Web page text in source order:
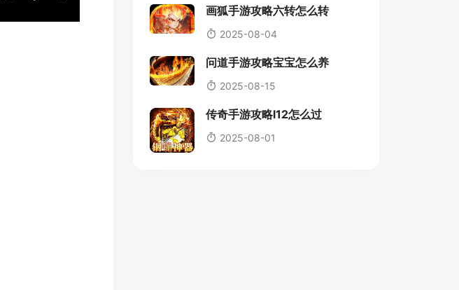
画狐手游攻略六转怎么转
2025-08-04
问道手游攻略宝宝怎么养
2025-08-15
传奇手游攻略l12怎么过
2025-08-01